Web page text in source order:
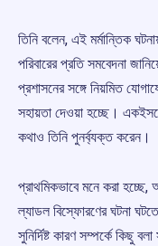
তিনি বলেন, এই মর্মান্তিক
পরিবারের প্রতি সমবেদনা
প্রশাসনের সঙ্গে নিয়মিত
সহায়তা দেওয়া হচ্ছে।
কথাও তিনি পুনর্ব্যক্ত করেন।
প্রাথমিকভাবে মনে করা
ল্যাডল বিস্ফোরণের ঘটনা
সুনির্দিষ্ট কারণ সম্পর্কে কিছু